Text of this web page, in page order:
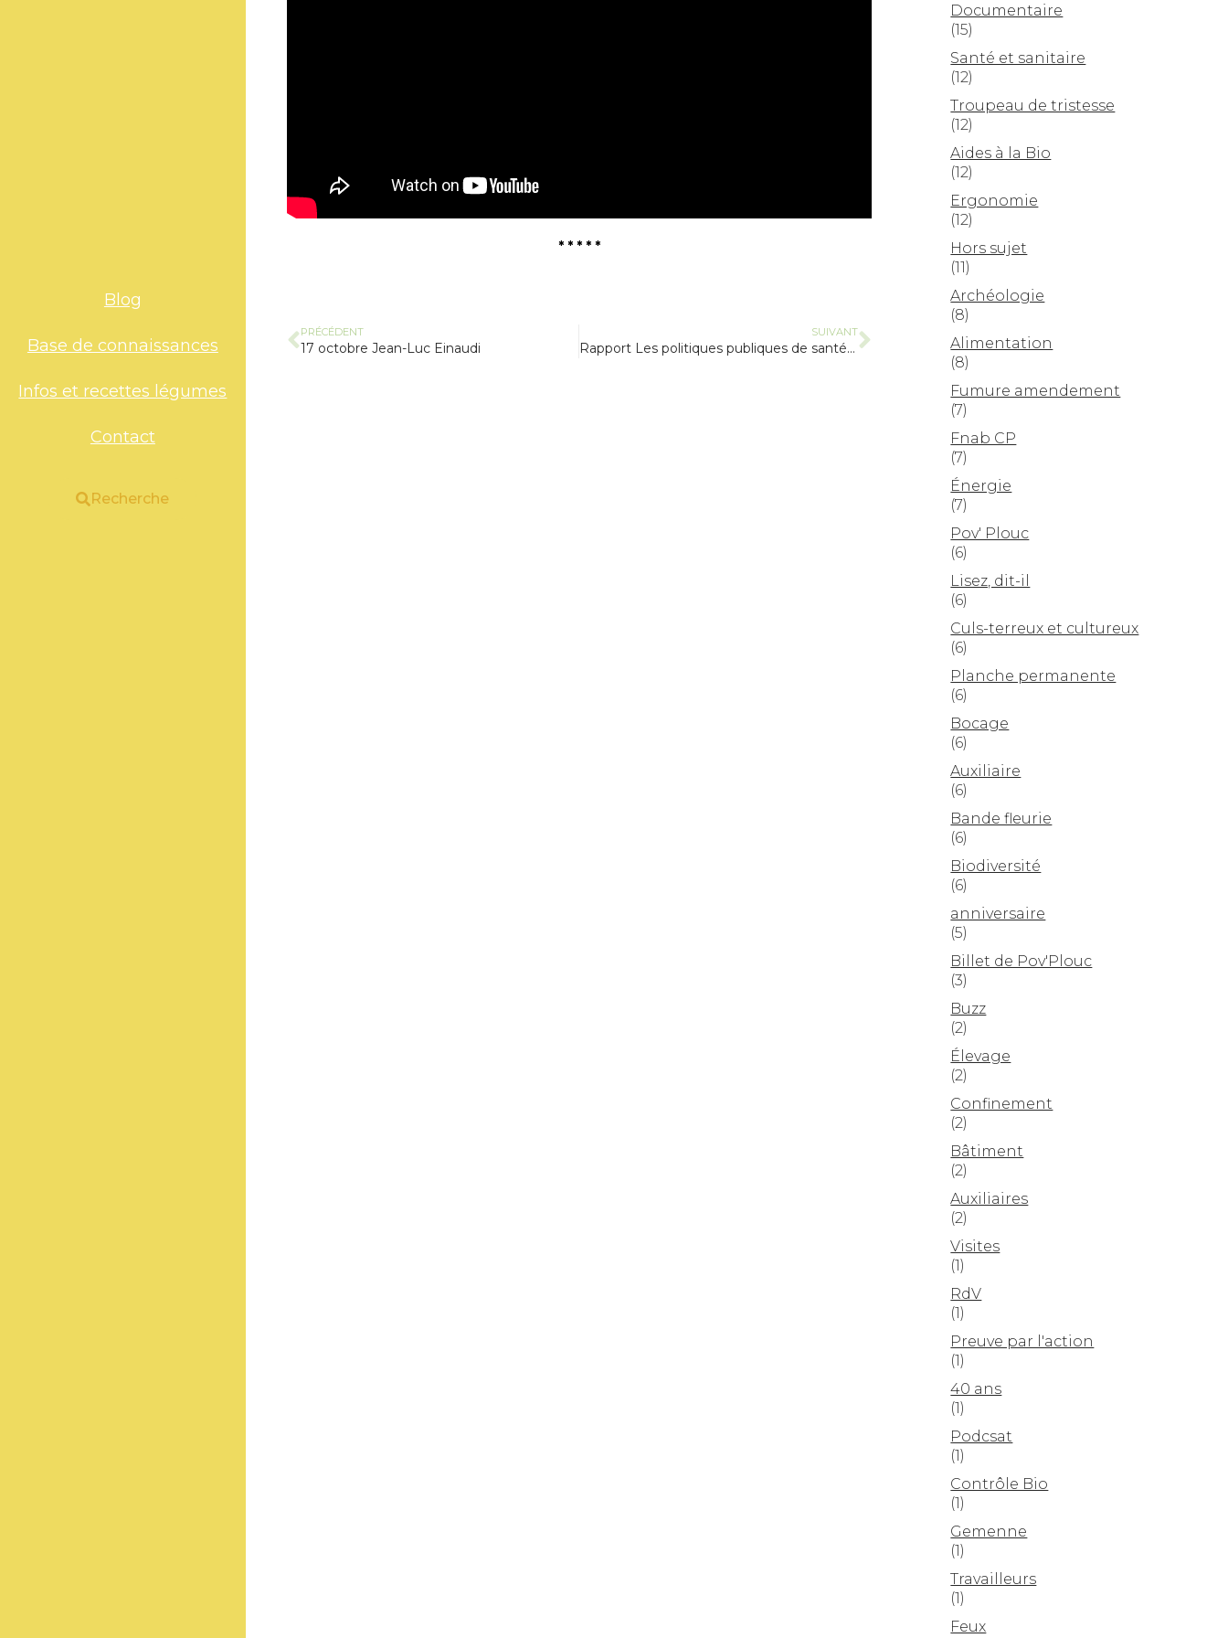
Blog
Base de connaissances
Infos et recettes légumes
Contact
Recherche
* * * * *
PRÉCÉDENT
17 octobre Jean-Luc Einaudi
SUIVANT
Rapport Les politiques publiques de santé environnementale
Documentaire
(15)
Santé et sanitaire
(12)
Troupeau de tristesse
(12)
Aides à la Bio
(12)
Ergonomie
(12)
Hors sujet
(11)
Archéologie
(8)
Alimentation
(8)
Fumure amendement
(7)
Fnab CP
(7)
Énergie
(7)
Pov' Plouc
(6)
Lisez, dit-il
(6)
Culs-terreux et cultureux
(6)
Planche permanente
(6)
Bocage
(6)
Auxiliaire
(6)
Bande fleurie
(6)
Biodiversité
(6)
anniversaire
(5)
Billet de Pov'Plouc
(3)
Buzz
(2)
Élevage
(2)
Confinement
(2)
Bâtiment
(2)
Auxiliaires
(2)
Visites
(1)
RdV
(1)
Preuve par l'action
(1)
40 ans
(1)
Podcsat
(1)
Contrôle Bio
(1)
Gemenne
(1)
Travailleurs
(1)
Feux